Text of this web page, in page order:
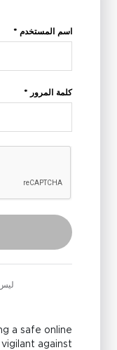
اسم المستخدم *
كلمة المرور *
a safe online
against